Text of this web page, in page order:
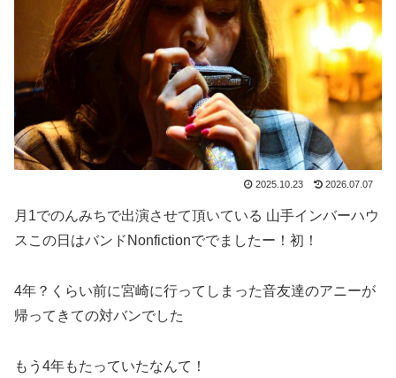
2025.10.23 2026.07.07
月1でのんみちで出演させて頂いている 山手インバーハウ
スこの日はバンドNonfictionででましたー！初！
4年？くらい前に宮崎に行ってしまった音友達のアニーが
帰ってきての対バンでした
もう4年もたっていたなんて！